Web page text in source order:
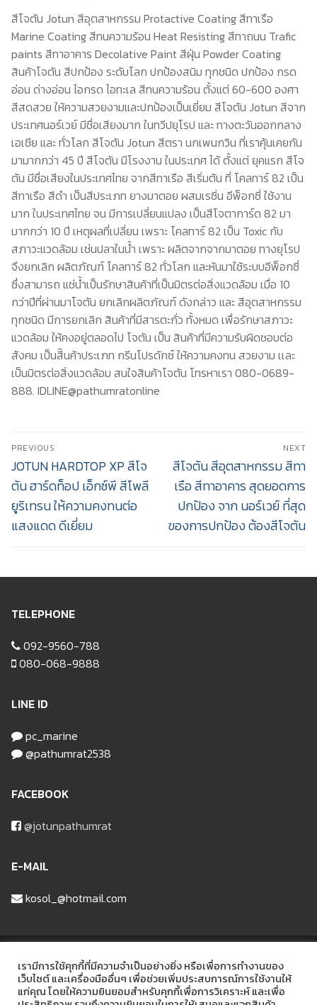
สีโจตัน Jotun สีอุตสาหกรรม Protactive Coating สีทาเรือ
Marine Coating สีทนความร้อน Heat Resisting สีทาถนน Trafic
paints สีทาอาคาร Decolative Paint สีฝุ่น Powder Coating
สินค้าโจตัน สีปกป้อง ระดับโลก ปกป้องสนิม ทุกชนิด ปกป้อง กรด
อ่อน ด่างอ่อน ไอกรด ไอทะเล สีทนความร้อน ตั้งแต่ 60-600 องศา
สีสดสวย ให้ความสวยงามและปกป้องเป็นเยี่ยม สีโจตัน Jotun สีจาก
ประเทศนอร์เวย์ มีชื่อเสียงมาก ในทวีปยุโรป และ ทางตะวันออกกลาง
เอเชีย และ ทั่วโลก สีโจตัน Jotun สีตรา นกเพนกวิน ที่เราคุ้นเคยกัน
มามากกว่า 45 ปี สีโจตัน มีโรงงาน ในประเทศ ได้ ตั้งแต่ ยุคแรก สีโจ
ตัน มีชื่อเสียงในประเทศไทย จากสีทาเรือ สีเริ่มต้น ที่ โคลทาร์ 82 เป็น
สีทาเรือ สีดำ เป็นสีประเภท ยางมาตอย ผสมเรซิ่น อีพ็อกซี่ ใช้งาน
มาก ในประเทศไทย จน มีการเปลี่ยนแปลง เป็นสีโจตาการ์ด 82 มา
มากกว่า 10 ปี เหตุผลที่เปลี่ยน เพราะ โคลทาร์ 82 เป็น Toxic กับ
สภาวะแวดล้อม เช่นปลาในน้ำ เพราะ ผลิตจากจากมาตอย ทางยุโรป
จึงยกเลิก ผลิตภัณฑ์ โคลทาร์ 82 ทั่วโลก และหันมาใช้ระบบอีพ็อกซี่
ซึ่งสามารถ แช่น้ำเป็นรักษาสินค้าที่เป็นมิตรต่อสิ่งแวดล้อม เมื่อ 10
กว่าปีที่ผ่านมาโจตัน ยกเลิกผลิตภัณฑ์ ดังกล่าว และ สีอุตสาหกรรม
ทุกชนิด มีการยกเลิก สินค้าที่มีสารตะกั่ว ทั้งหมด เพื่อรักษาสภาวะ
แวดล้อม ให้คงอยู่ตลอดไป โจตัน เป็น สินค้าที่มีความรับผิดชอบต่อ
สังคม เป็นสีินค้าประเภท กรีนโปรดักซ์ ให้ความคงทน สวยงาม เเละ
เป็นมิตรต่อสิ่งแวดล้อม สนใจสินค้าโจตัน โทรหาเรา 080-0689-
888. IDLINE@pathumratonline
Post
navigation
PREVIOUS
Previous
post:
JOTUN HARDTOP XP สีโจ
ตัน ฮาร์ดท็อป เอ็กซ์พี สีโพลี
ยูริเทรน ให้ความคงทนต่อ
แสงแดด ดีเยี่ยม
NEXT
Next
post:
สีโจตัน สีอุตสาหกรรม สีทา
เรือ สีทาอาคาร สุดยอดการ
ปกป้อง จาก นอร์เวย์ ที่สุด
ของการปกป้อง ต้องสีโจตัน
TELEPHONE
092-9560-788
080-068-9888
LINE ID
pc_marine
@pathumrat2538
FACEBOOK
@jotunpathumrat
E-MAIL
kosol_@hotmail.com
บริษัท ปทุมรัฐวัสดุก่อสร้าง จำกัด
ที่อยู่ 48/6 หมู่ที่2 ถนนรังสิต-ลาดหลุมแก้ว ต.บ้านฉาง อ.เมือง จ.ปทุมธานี
เรามีการใช้คุกกี้ที่มีความจำเป็นอย่างยิ่ง หรือเพื่อการทำงานของ
เว็บไซต์ และเครื่องมืออื่นๆ เพื่อช่วยเพิ่มประสบการณ์การใช้งานให้
แก่คุณ โดยให้ความยินยอมสำหรับคุกกี้เพื่อการวิเคราะห์ และเพื่อ